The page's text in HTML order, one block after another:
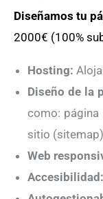
Diseñamos tu
2000€ (100%
Hosting:
Diseño de la
como:
sitio
Web
Accesibilidad: